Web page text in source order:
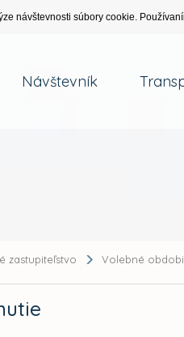
návštevnosti súbory cookie.
Návštevník
zastupiteľstvo Volebné